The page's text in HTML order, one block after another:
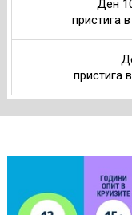
Ден
пристига
пристига